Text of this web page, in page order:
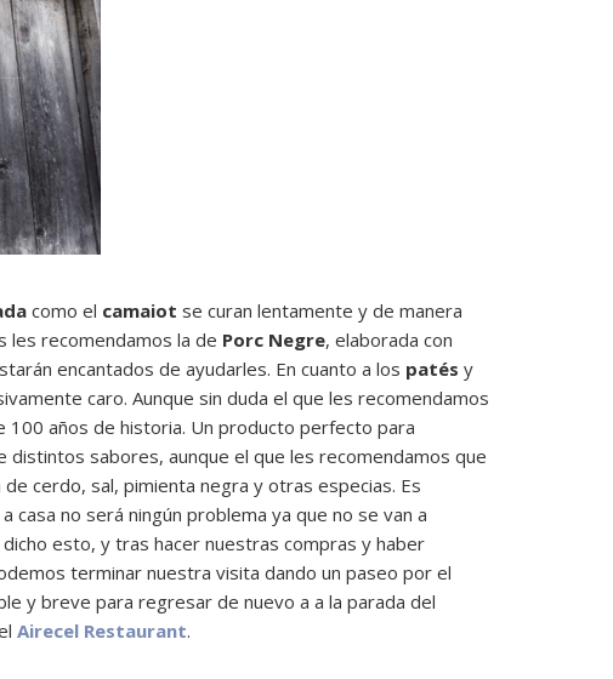
como el camaiot se curan lentamente y de manera
les recomendamos la de Porc Negre, elaborada con
encantados de ayudarles. En cuanto a los patés y
caro. Aunque sin duda el que les recomendamos
100 años de historia. Un producto perfecto para
distintos sabores, aunque el que les recomendamos que
cerdo, sal, pimienta negra y otras especias. Es
no será ningún problema ya que no se van a
dicho esto, y tras hacer nuestras compras y haber
terminar nuestra visita dando un paseo por el
y breve para regresar de nuevo a a la parada del
Airecel Restaurant.